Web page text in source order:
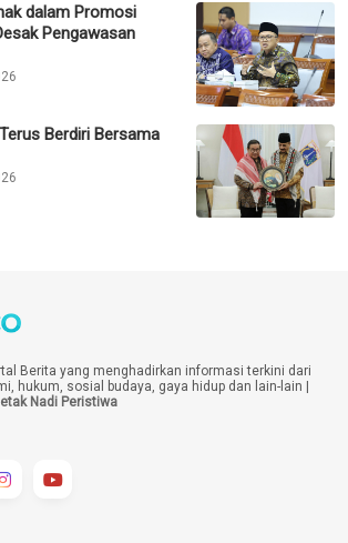
dalam Promosi
Pengawasan
Berdiri Bersama
Berita yang menghadirkan informasi terkini dari
hukum, sosial budaya, gaya hidup dan lain-lain |
Nadi Peristiwa